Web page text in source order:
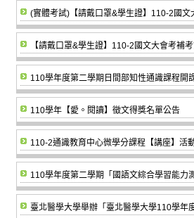
(實體考試)【請戴口罩&學生證】110-2國
【請戴口罩&學生證】110-2國文大會考補
110學年度第二學期日間部知性通識課程開
110學年【愛。閱讀】徵文得獎名單公告
110-2通識教育中心微學分課程【講座】活
110學年度第二學期「國語文綜合學習能力
臺北醫學大學舉辦「臺北醫學大學110學年